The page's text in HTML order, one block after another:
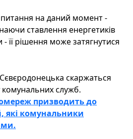
на даний момент -
ставлення енергетиків
її рішення може затягнутися
скаржаться
комунальних служб.
призводить до
які комунальники